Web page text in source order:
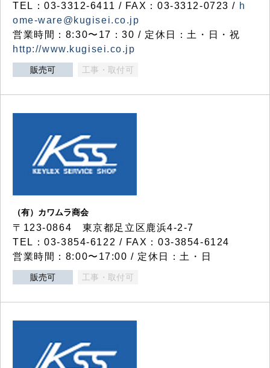
TEL：03-3312-6411 / FAX：03-3312-0723 / h
ome-ware@kugisei.co.jp
営業時間：8:30〜17：30 / 定休日：土・日・祝
http://www.kugisei.co.jp
販売可 工事・取付可
（有）カワムラ商会
〒123-0864 東京都足立区鹿浜4-2-7
TEL：03-3854-6122 / FAX：03-3854-6124
営業時間：8:00〜17:00 / 定休日：土・日
販売可 工事・取付可